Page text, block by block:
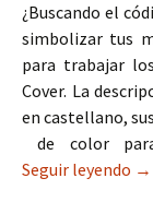
¿Buscando el
simbolizar tus
para trabajar
Cover. La
en castellano,
de color
Seguir leyendo →